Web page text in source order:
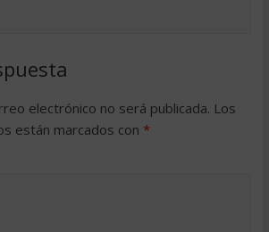
electrónico no será publicada. Los
están marcados con *